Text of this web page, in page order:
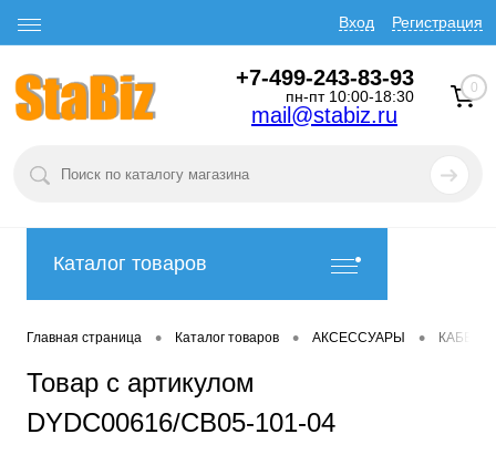
Вход Регистрация
+7-499-243-83-93
пн-пт 10:00-18:30
mail@stabiz.ru
0
Каталог товаров
Главная страница • Каталог товаров • АКСЕССУАРЫ •
Товар с артикулом
DYDC00616/CB05-101-04